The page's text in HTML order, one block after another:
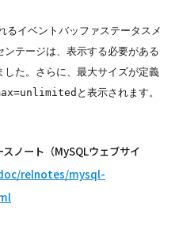
イベントバッファステータスメ
テージは、表示する必要がある
た。さらに、最大サイズが定義
と表示されます。
ノート（MySQLウェブサイ
relnotes/mysql-